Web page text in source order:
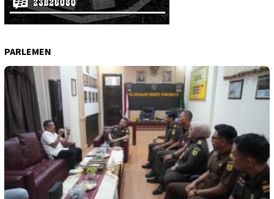
PARLEMEN